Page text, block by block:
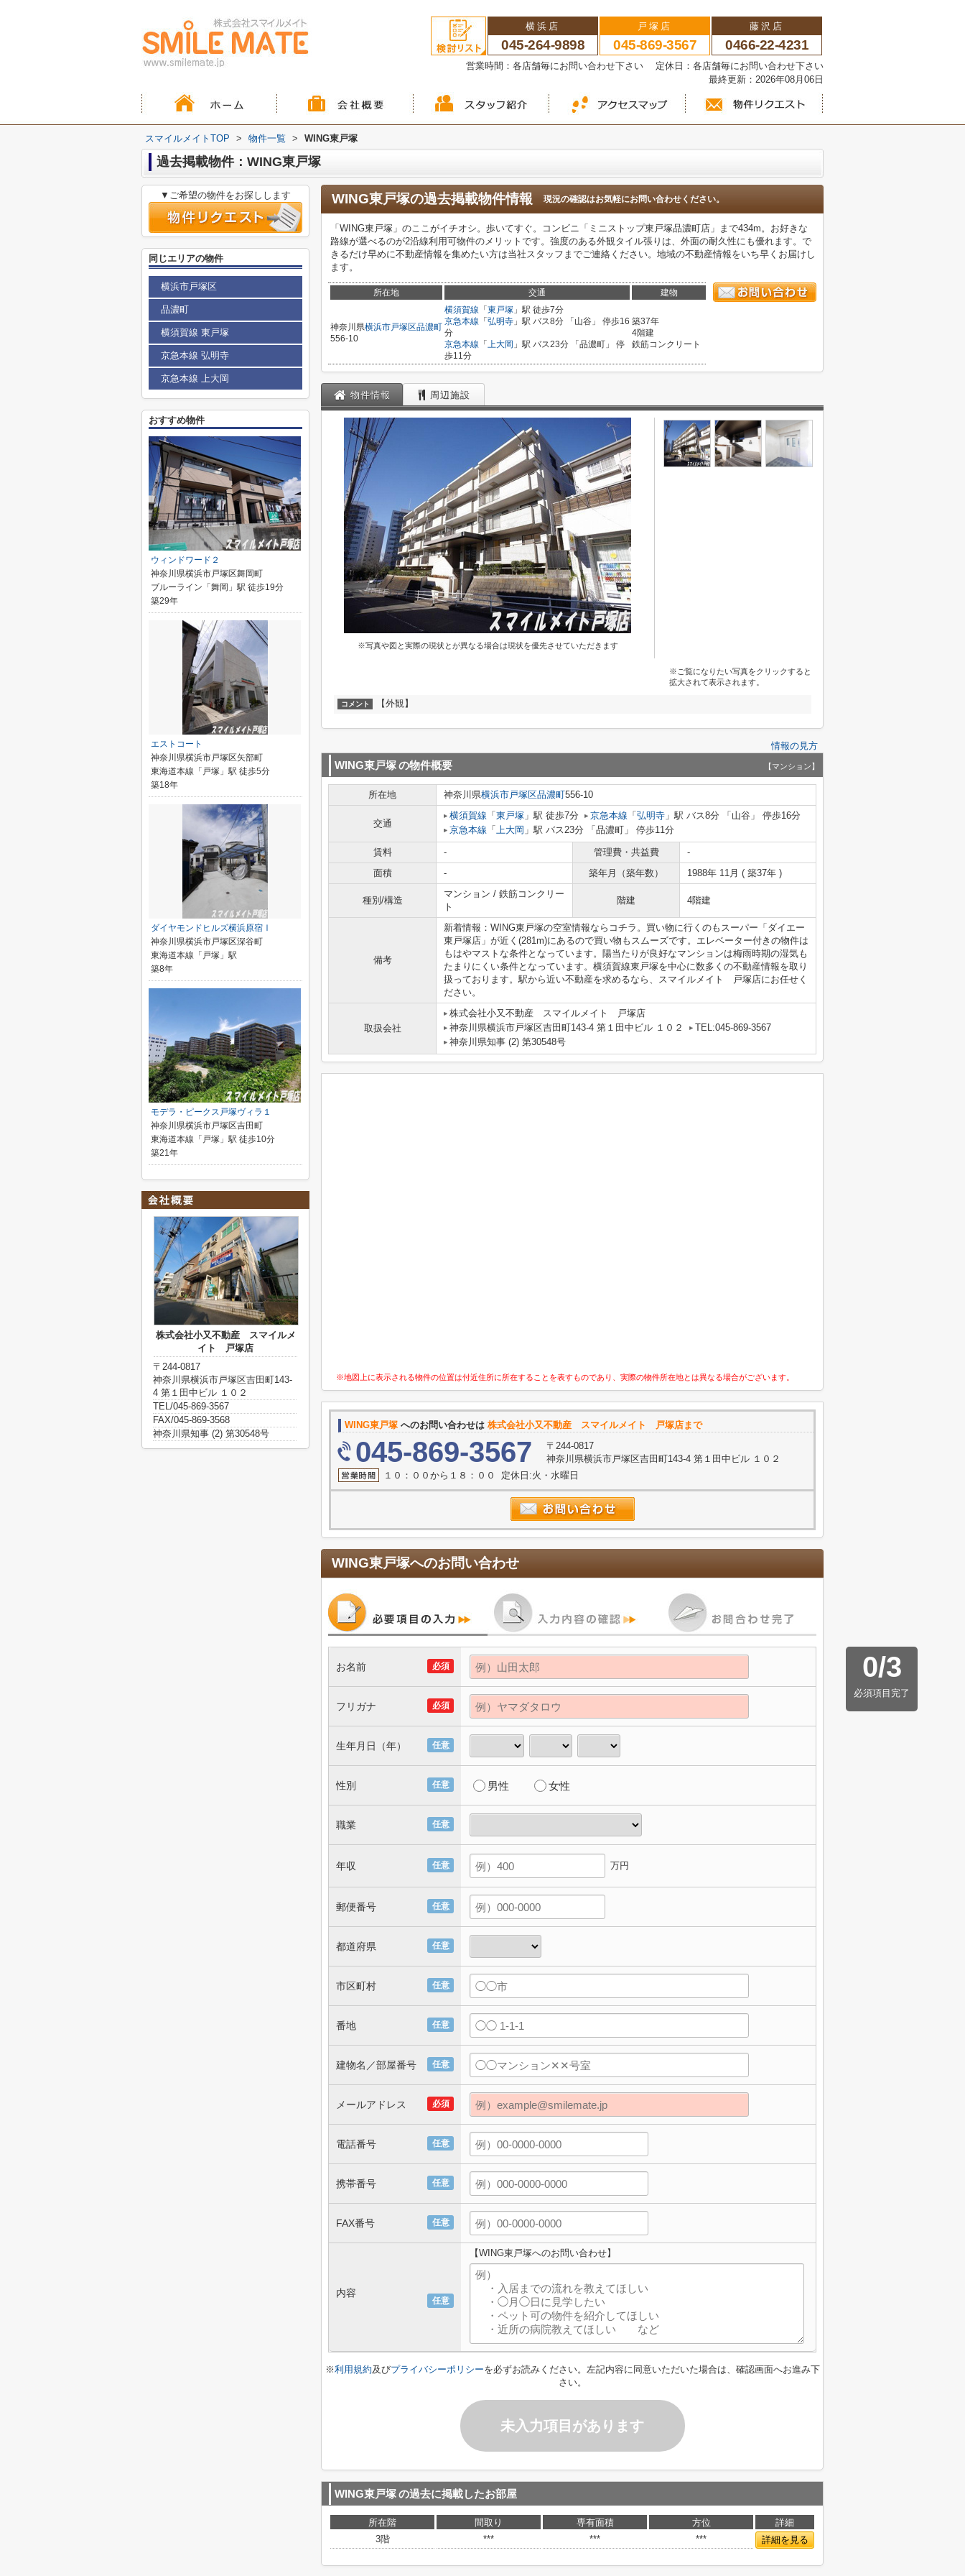
横浜店
045-264-9898
戸塚店
045-869-3567
藤沢店
0466-22-4231
営業時間：各店舗毎にお問い合わせ下さい 定休日：各店舗毎にお問い合わせ下さい
最終更新：2026年08月06日
スマイルメイトTOP > 物件一覧 > WING東戸塚
過去掲載物件：WING東戸塚
WING東戸塚の過去掲載物件情報 現況の確認はお気軽にお問い合わせください。
「WING東戸塚」のここがイチオシ。歩いてすぐ。コンビニ「ミニストップ東戸塚品濃町店」まで434m。お好きな
路線が選べるのが2沿線利用可物件のメリットです。強度のある外観タイル張りは、外面の耐久性にも優れます。で
きるだけ早めに不動産情報を集めたい方は当社スタッフまでご連絡ください。地域の不動産情報をいち早くお届けし
ます。
所在地 交通 建物
神奈川県横浜市戸塚区品濃町
556-10
横須賀線 「 東戸塚 」駅 徒歩7分
京急本線 「 弘明寺 」駅 バス8分 「山谷」 停歩16
分
京急本線 「 上大岡 」駅 バス23分 「品濃町」 停
歩11分
築37年
4階建
鉄筋コンクリート
物件情報 周辺施設
※写真や図と実際の現状とが異なる場合は現状を優先させていただきます
※ご覧になりたい写真をクリックすると
拡大されて表示されます。
コメント 【外観】
情報の見方
WING東戸塚の物件概要 【マンション】
所在地 神奈川県横浜市戸塚区品濃町556-10
交通
横須賀線 「 東戸塚 」駅 徒歩7分 京急本線 「 弘明寺 」駅 バス8分 「山谷」 停歩16分
京急本線 「 上大岡 」駅 バス23分 「品濃町」 停歩11分
賃料 - 管理費・共益費
-
面積
- 築年月（築年数） 1988年 11月 ( 築37年 )
種別/構造
マンション / 鉄筋コンクリー
ト
階建 4階建
備考
新着情報：WING東戸塚の空室情報ならコチラ。買い物に行くのもスーパー「ダイエー
東戸塚店」が近く(281m)にあるので買い物もスムーズです。エレベーター付きの物件は
もはやマストな条件となっています。陽当たりが良好なマンションは梅雨時期の湿気も
たまりにくい条件となっています。横須賀線東戸塚を中心に数多くの不動産情報を取り
扱っております。駅から近い不動産を求めるなら、スマイルメイト 戸塚店にお任せく
ださい。
取扱会社
株式会社小又不動産 スマイルメイト 戸塚店
神奈川県横浜市戸塚区吉田町143-4 第１田中ビル １０２
TEL:045-869-3567
神奈川県知事 (2) 第30548号
※地図上に表示される物件の位置は付近住所に所在することを表すものであり、実際の物件所在地とは異なる場合がございます。
WING東戸塚 へのお問い合わせは 株式会社小又不動産 スマイルメイト 戸塚店まで
045-869-3567
〒244-0817
神奈川県横浜市戸塚区吉田町143-4 第１田中ビル １０２
１０：００から１８：００ 定休日:火・水曜日
WING東戸塚へのお問い合わせ
0/3
必須項目完了
必須
お名前
必須
フリガナ
任意
生年月日（年）
任意
性別 男性 女性
任意
職業
任意
年収 万円
任意
郵便番号
任意
都道府県
任意
市区町村
任意
番地
任意
建物名／部屋番号
必須
メールアドレス
任意
電話番号
任意
携帯番号
任意
FAX番号
任意
内容
【WING東戸塚へのお問い合わせ】
※利用規約及びプライバシーポリシーを必ずお読みください。左記内容に同意いただいた場合は、確認画面へお進み下
さい。
未入力項目があります
WING東戸塚の過去に掲載したお部屋
所在階 間取り 専有面積 方位
詳細
3階
*** *** *** 詳細を見る
▼ご希望の物件をお探しします
同じエリアの物件
横浜市戸塚区
品濃町
横須賀線 東戸塚
京急本線 弘明寺
京急本線 上大岡
おすすめ物件
ウィンドワード２
神奈川県横浜市戸塚区舞岡町
ブルーライン「舞岡」駅 徒歩19分
築29年
エストコート
神奈川県横浜市戸塚区矢部町
東海道本線「戸塚」駅 徒歩5分
築18年
ダイヤモンドヒルズ横浜原宿Ⅰ
神奈川県横浜市戸塚区深谷町
東海道本線「戸塚」駅
築8年
モデラ・ピークス戸塚ヴィラ１
神奈川県横浜市戸塚区吉田町
東海道本線「戸塚」駅 徒歩10分
築21年
株式会社小又不動産 スマイルメ
イト 戸塚店
〒244-0817
神奈川県横浜市戸塚区吉田町143-
4 第１田中ビル １０２
TEL/045-869-3567
FAX/045-869-3568
神奈川県知事 (2) 第30548号